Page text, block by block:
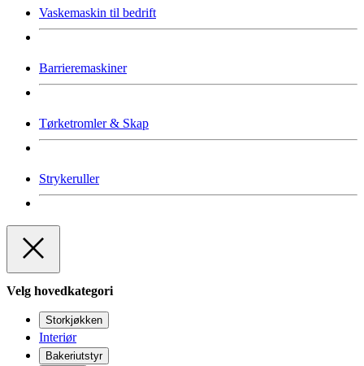
Vaskemaskin til bedrift
Barrieremaskiner
Tørketromler & Skap
Strykeruller
Velg hovedkategori
Storkjøkken
Interiør
Bakeriutstyr